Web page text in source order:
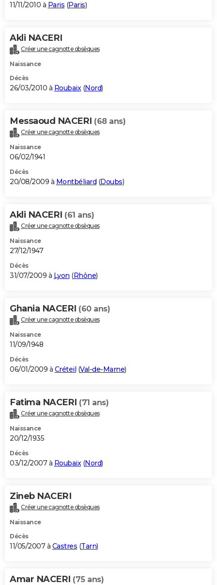
11/11/2010 à Paris (Paris)
Akli NACERI
Créer une cagnotte obsèques
Naissance
Décès
26/03/2010 à Roubaix(Nord)
Messaoud NACERI (68 ans)
Créer une cagnotte obsèques
Naissance
06/02/1941
Décès
20/08/2009 à Montbéliard (Doubs)
Akli NACERI (61 ans)
Créer une cagnotte obsèques
Naissance
27/12/1947
Décès
31/07/2009 à Lyon (Rhône)
Ghania NACERI (60 ans)
Créer une cagnotte obsèques
Naissance
11/09/1948
Décès
06/01/2009 à Créteil (Val-de-Marne)
Fatima NACERI (71 ans)
Créer une cagnotte obsèques
Naissance
20/12/1935
Décès
03/12/2007 à Roubaix(Nord)
Zineb NACERI
Créer une cagnotte obsèques
Naissance
Décès
11/05/2007 à Castres (Tarn)
Amar NACERI (75 ans)